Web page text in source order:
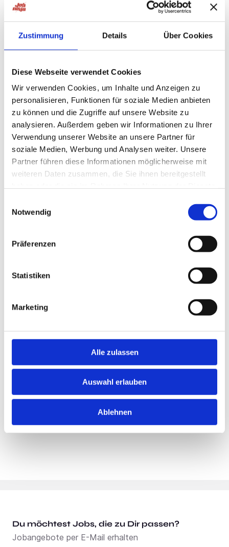
Zustimmung Details Über Cookies
Diese Webseite verwendet Cookies
Wir verwenden Cookies, um Inhalte und Anzeigen zu
personalisieren, Funktionen für soziale Medien anbieten
zu können und die Zugriffe auf unsere Website zu
analysieren. Außerdem geben wir Informationen zu Ihrer
Verwendung unserer Website an unsere Partner für
soziale Medien, Werbung und Analysen weiter. Unsere
Partner führen diese Informationen möglicherweise mit
weiteren Daten zusammen, die Sie ihnen bereitgestellt
Notwendig
Präferenzen
Statistiken
Marketing
Alle zulassen
Auswahl erlauben
Ablehnen
Berufs- und Lebenserfahrung ein!
Die Position in dieser Stellenausschreibung ist als
Personalleasing (auch bekannt als Zeitarbeit,
Leiharbeit oder Arbeitnehmerüberlassung)
des Personalleasings an andere Unternehmen
fest angestellt, auch wenn sie ihre Arbeitsleistung
beim Kundenunternehmen vor Ort erbringen. Manche
Arbeitseinsätze beim Kundenunternehmen dauern
länger, manche kürzer, und manche münden in einer
Übernahme des Mitarbeiters und Festanstellung beim
Unternehmenskunden. Und das freut uns ganz
besonders!
Jetzt bewerben!
Wir freuen uns auf Ihre aussagekräftige Bewerbung.
Standort:Kempten
Du möchtest Jobs, die zu Dir passen?
Jobangebote per E-Mail erhalten